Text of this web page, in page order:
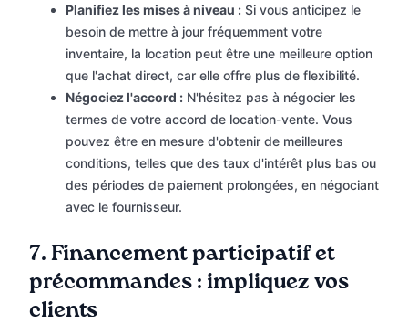
Planifiez les mises à niveau : Si vous anticipez le
besoin de mettre à jour fréquemment votre
inventaire, la location peut être une meilleure option
que l'achat direct, car elle offre plus de flexibilité.
Négociez l'accord : N'hésitez pas à négocier les
termes de votre accord de location-vente. Vous
pouvez être en mesure d'obtenir de meilleures
conditions, telles que des taux d'intérêt plus bas ou
des périodes de paiement prolongées, en négociant
avec le fournisseur.
7. Financement participatif et
précommandes : impliquez vos
clients